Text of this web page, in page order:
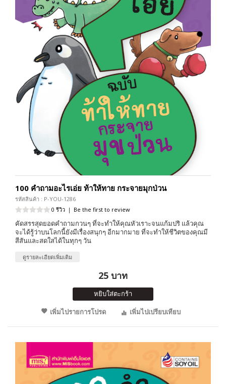
100 คำถามอะไรเอ่ย ท้าให้ทาย กระจายมุกป่วน
รหัสสินค้า : P-YOU-1286
0 รีวิว | Be the first to review
คัดสรรสุดยอดคำถามกวนๆ ที่จะทำให้คุณหัวเราะจนแก้มปริ แล้วคุณ
จะได้รู้ว่าบนโลกนี้ยังมีเรื่องสนุกๆ อีกมากมาย ที่จะทำให้ชีวิตของคุณมี
สีสันและสดใสได้ในทุกๆ วัน
ดูรายละเอียดเพิ่มเติม
25 บาท
หยิบใส่ตะกร้า
เพิ่มไปรายการโปรด
เพิ่มไปเปรียบเทียบ